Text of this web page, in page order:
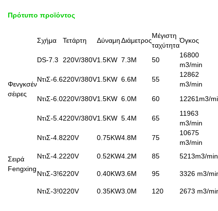
Πρότυπο προϊόντος
Σχήμα Τετάρτη ΔύναμηΔιάμετρος
Μέγιστη
ταχύτητα
Όγκος
Φενγκσέν
σέιρες
DS-7.3 220V/380V1.5KW 7.3M 50
16800
m3/min
ΝτιΣ-6.6220V/380V1.5KW 6.6M 55
12862
m3/min
ΝτιΣ-6.0220V/380V1.5KW 6.0M 60 12261m3/
ΝτιΣ-5.4220V/380V1.5KW 5.4M 65
11963
m3/min
Σειρά
Fengxing
ΝτιΣ-4.8220V 0.75KW4.8M 75
10675
m3/min
ΝτιΣ-4.2220V 0.52KW4.2M 85 5213m3/min
ΝτιΣ-3!6220V 0.40KW3.6M 95 3326 m3/
ΝτιΣ-3!0220V 0.35KW3.0M 120 2673 m3/